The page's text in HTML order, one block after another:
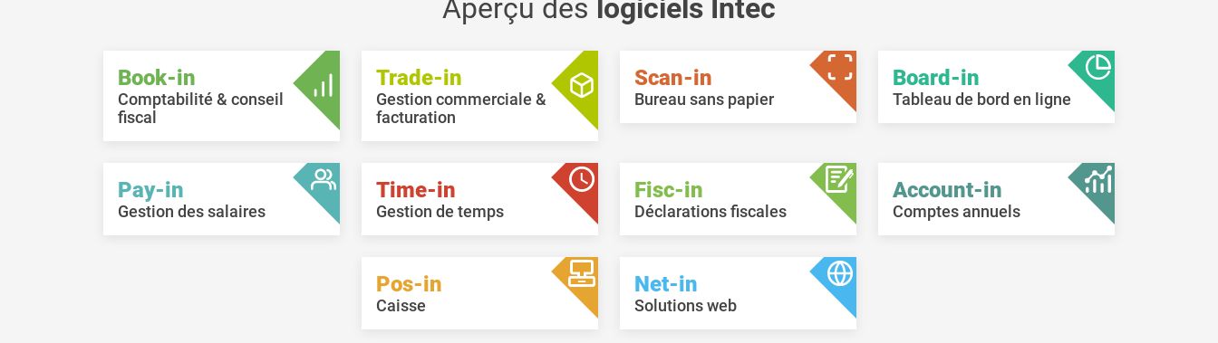
signalétique des employés (onglet «
Aperçu des logiciels Intec
Book-in
Comptabilité & conseil
fiscal
Trade-in
Gestion commerciale &
facturation
Scan-in
Bureau sans papier
Board-in
Tableau de bord en ligne
Pay-in
Gestion des salaires
Time-in
Gestion de temps
Fisc-in
Déclarations fiscales
Account-in
Comptes annuels
Pos-in
Caisse
Net-in
Solutions web